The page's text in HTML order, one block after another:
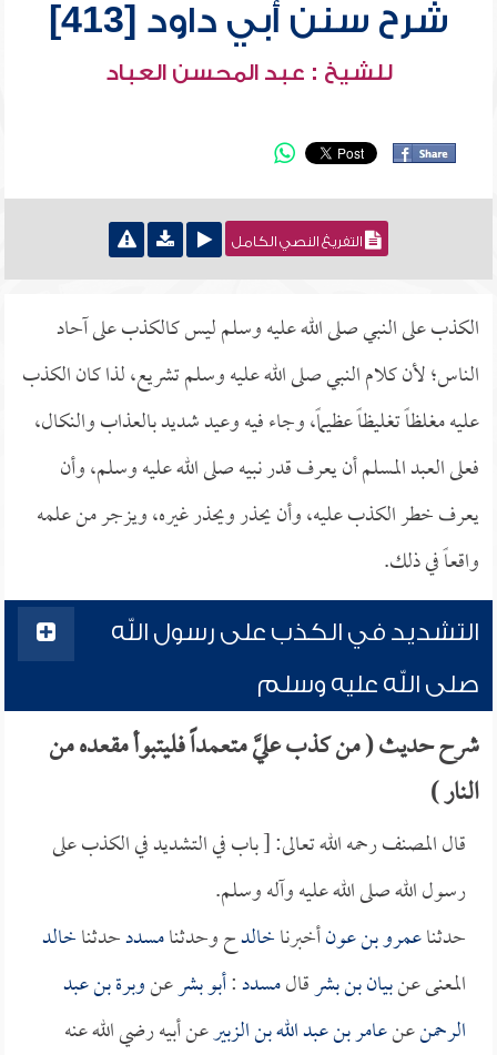
شرح سنن أبي داود [413]
للشيخ : عبد المحسن العباد
التفريغ النصي الكامل
الكذب على النبي صلى الله عليه وسلم ليس كالكذب على آحاد
الناس؛ لأن كلام النبي صلى الله عليه وسلم تشريع، لذا كان الكذب
عليه مغلظاً تغليظاً عظيماً، وجاء فيه وعيد شديد بالعذاب والنكال،
فعلى العبد المسلم أن يعرف قدر نبيه صلى الله عليه وسلم، وأن
يعرف خطر الكذب عليه، وأن يحذر ويحذر غيره، ويزجر من علمه
واقعاً في ذلك.
التشديد في الكذب على رسول الله
صلى الله عليه وسلم
شرح حديث ( من كذب عليَّ متعمداً فليتبوأ مقعده من
النار )
قال المصنف رحمه الله تعالى: [ باب في التشديد في الكذب على
رسول الله صلى الله عليه وآله وسلم.
حدثناعمرو بن عونأخبرناخالدح وحدثنامسددحدثناخالد
المعنى عنبيان بن بشرقالمسدد:أبو بشرعنوبرة بن عبد
الرحمنعنعامر بن عبد الله بن الزبيرعن أبيه رضي الله عنه